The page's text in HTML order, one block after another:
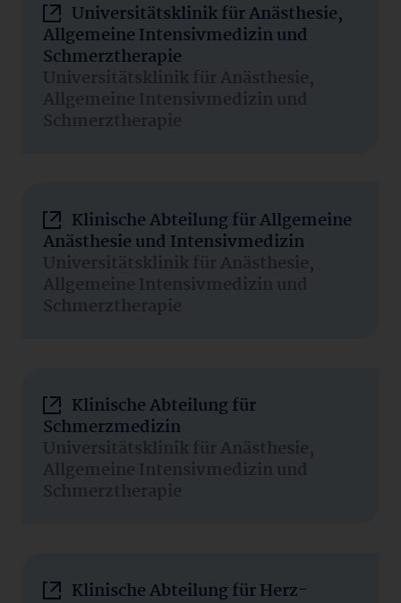
Universitätsklinik für Anästhesie,
Allgemeine Intensivmedizin und
Schmerztherapie
Universitätsklinik für Anästhesie,
Allgemeine Intensivmedizin und
Schmerztherapie
Klinische Abteilung für Allgemeine
Anästhesie und Intensivmedizin
Universitätsklinik für Anästhesie,
Allgemeine Intensivmedizin und
Schmerztherapie
Klinische Abteilung für
Schmerzmedizin
Universitätsklinik für Anästhesie,
Allgemeine Intensivmedizin und
Schmerztherapie
Klinische Abteilung für Herz-